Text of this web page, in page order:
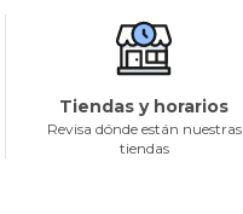
Tiendas y horarios
Revisa dónde están nuestras
tiendas